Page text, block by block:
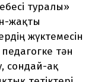
туралы»
жақты
жүктемесін
тән
сондай-ақ